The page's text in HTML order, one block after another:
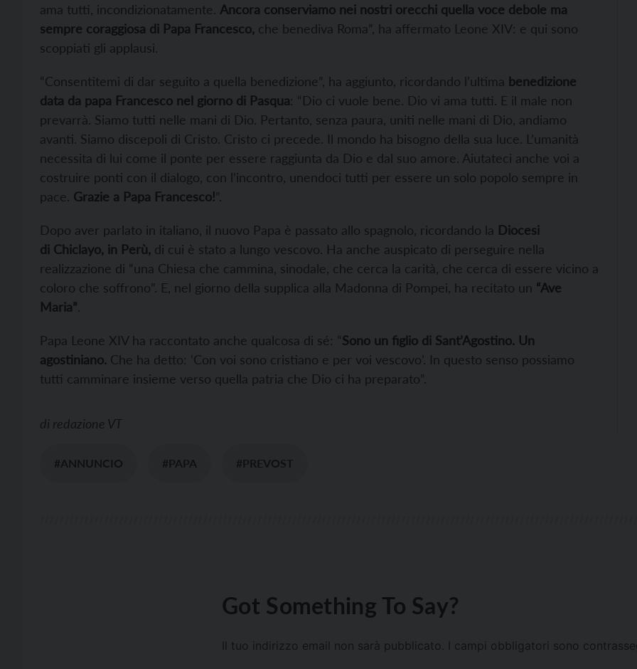
ama tutti, incondizionatamente. Ancora conserviamo nei nostri orecchi quella voce debole ma
sempre coraggiosa di Papa Francesco, che benediva Roma”, ha affermato Leone XIV: e qui sono
scoppiati gli applausi.
“Consentitemi di dar seguito a quella benedizione”, ha aggiunto, ricordando l’ultima benedizione
data da papa Francesco nel giorno di Pasqua: “Dio ci vuole bene. Dio vi ama tutti. E il male non
prevarrà. Siamo tutti nelle mani di Dio. Pertanto, senza paura, uniti nelle mani di Dio, andiamo
avanti. Siamo discepoli di Cristo. Cristo ci precede. Il mondo ha bisogno della sua luce. L’umanità
necessita di lui come il ponte per essere raggiunta da Dio e dal suo amore. Aiutateci anche voi a
costruire ponti con il dialogo, con l’incontro, unendoci tutti per essere un solo popolo sempre in
pace. Grazie a Papa Francesco!”.
Dopo aver parlato in italiano, il nuovo Papa è passato allo spagnolo, ricordando la Diocesi
di Chiclayo, in Perù, di cui è stato a lungo vescovo. Ha anche auspicato di perseguire nella
realizzazione di “una Chiesa che cammina, sinodale, che cerca la carità, che cerca di essere vicino a
coloro che soffrono”. E, nel giorno della supplica alla Madonna di Pompei, ha recitato un “Ave
Maria”.
Papa Leone XIV ha raccontato anche qualcosa di sé: “Sono un figlio di Sant’Agostino. Un
agostiniano. Che ha detto: ‘Con voi sono cristiano e per voi vescovo’. In questo senso possiamo
tutti camminare insieme verso quella patria che Dio ci ha preparato”.
di redazione VT
#ANNUNCIO #PAPA #PREVOST
Got Something To Say?
Il tuo indirizzo email non sarà pubblicato. I campi obbligatori sono